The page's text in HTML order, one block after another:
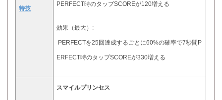
特技
PERFECT時のタップSCOREが120増える
効果（最大）:
PERFECTを25回達成するごとに60%の確率で7秒間P
ERFECT時のタップSCOREが330増える
スマイルプリンセス